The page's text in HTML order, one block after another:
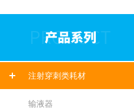
注射穿刺类耗材
输液器